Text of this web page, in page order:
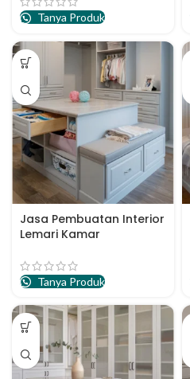
Tanya Produk
Jasa Pembuatan Interior
Lemari Kamar
Tanya Produk